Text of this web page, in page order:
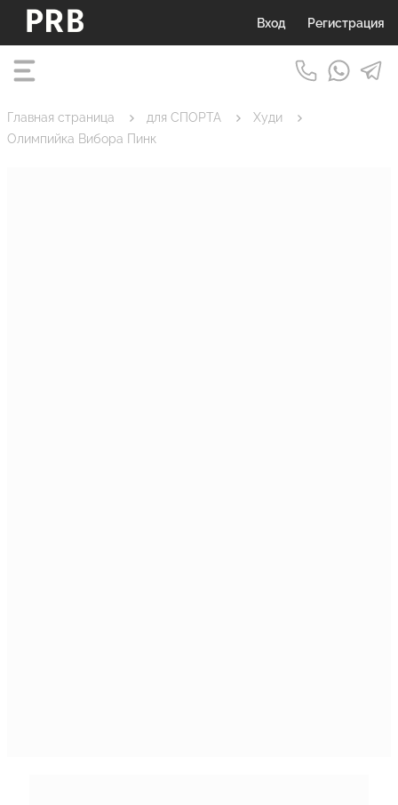
Вход Регистрация
Главная страница для СПОРТА
Худи
Олимпийка Вибора Пинк